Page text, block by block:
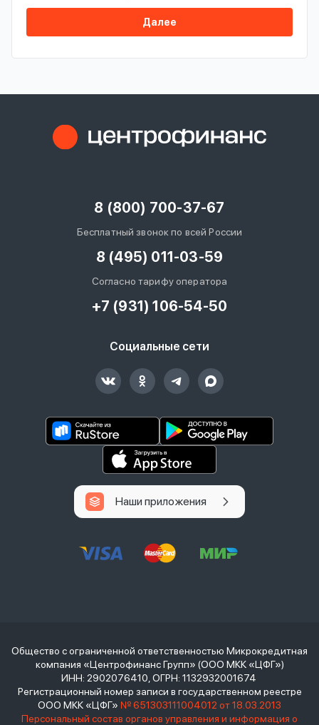
Далее
8 (800) 700-37-67
Бесплатный звонок по всей России
8 (495) 011-03-59
Согласно тарифу оператора
+7 (931) 106-54-50
Социальные сети
Наши приложения
Общество с ограниченной ответственностью Микрокредитная
компания «Центрофинанс Групп» (ООО МКК «ЦФГ»)
ИНН: 2902076410, ОГРН: 1132932001674
Регистрационный номер записи в государственном реестре
ООО МКК «ЦФГ» № 651303111004012 от 18.03.2013
Персональный состав органов управления и информация о